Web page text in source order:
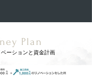
Plan
ーションと資金計画